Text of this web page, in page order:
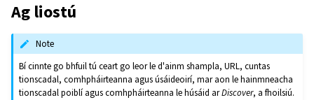
Ag liostú
Note
Bí cinnte go bhfuil tú ceart go leor le d'ainm shampla, URL, cuntas
tionscadal, comhpháirteanna agus úsáideoirí, mar aon le hainmneacha
tionscadal poiblí agus comhpháirteanna le húsáid arDiscover, a fhoilsiú.